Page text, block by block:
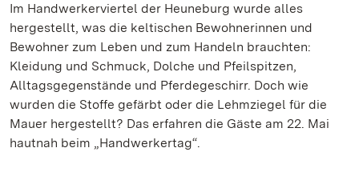
Im Handwerkerviertel der Heuneburg wurde alles
hergestellt, was die keltischen Bewohnerinnen und
Bewohner zum Leben und zum Handeln brauchten:
Kleidung und Schmuck, Dolche und Pfeilspitzen,
Alltagsgegenstände und Pferdegeschirr. Doch wie
wurden die Stoffe gefärbt oder die Lehmziegel für die
Mauer hergestellt? Das erfahren die Gäste am 22. Mai
hautnah beim „Handwerkertag“.